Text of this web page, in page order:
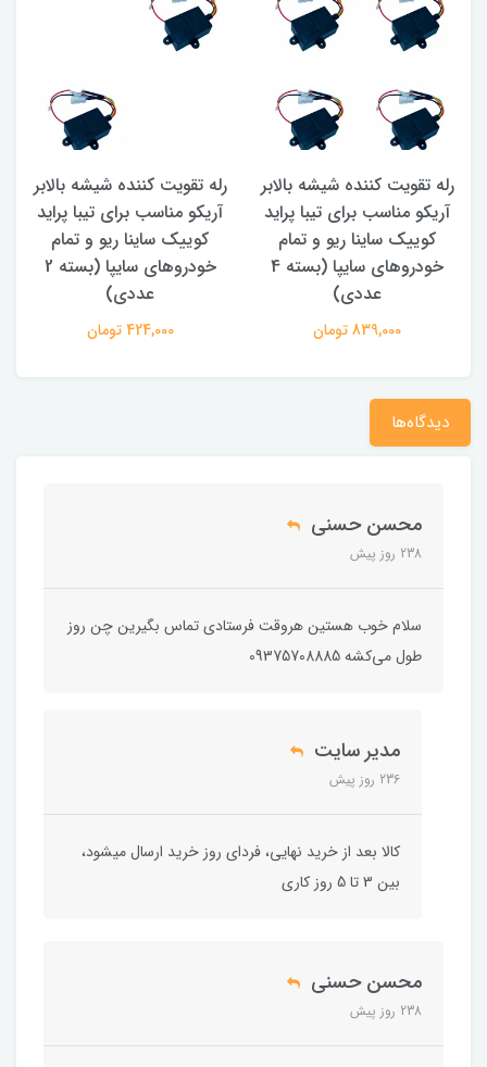
رله تقویت کننده شیشه بالابر
آریکو مناسب برای تیبا پراید
کوییک ساینا ریو و تمام
خودروهای سایپا (بسته 4
عددی)
839,000 تومان
رله تقویت کننده شیشه بالابر
آریکو مناسب برای تیبا پراید
کوییک ساینا ریو و تمام
خودروهای سایپا (بسته 2
عددی)
424,000 تومان
دیدگاه‌ها
محسن حسنی
238 روز پیش
سلام خوب هستین هروقت فرستادی تماس بگیرین چن روز
طول می‌کشه 09375708885
مدیر سایت
236 روز پیش
کالا بعد از خرید نهایی، فردای روز خرید ارسال میشود،
بین 3 تا 5 روز کاری
محسن حسنی
238 روز پیش